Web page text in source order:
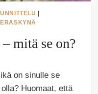
mitä se on?
on sinulle se
Huomaat, että